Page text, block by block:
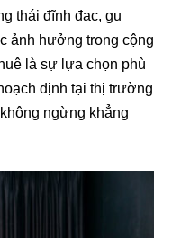
thái đĩnh đạc, gu
ảnh hưởng trong cộng
là sự lựa chọn phù
định tại thị trường
ngừng khẳng